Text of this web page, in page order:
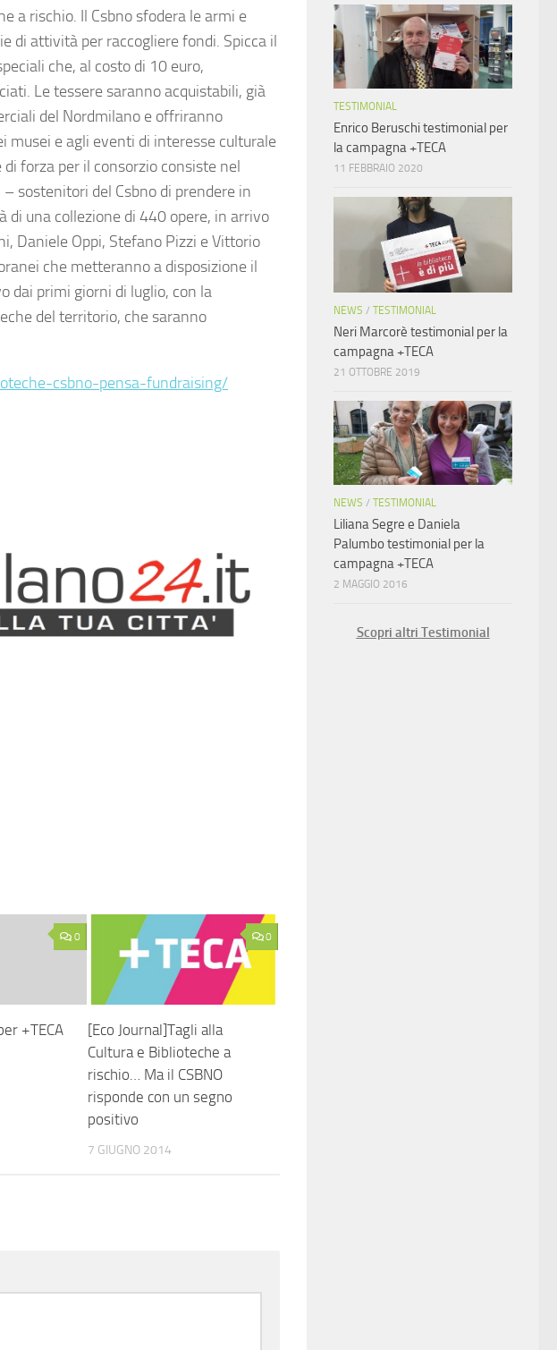
a rischio. Il Csbno sfodera le armi e
di attività per raccogliere fondi. Spicca il
che, al costo di 10 euro,
Le tessere saranno acquistabili, già
del Nordmilano e offriranno
musei e agli eventi di interesse culturale
forza per il consorzio consiste nel
sostenitori del Csbno di prendere in
di una collezione di 440 opere, in arrivo
Daniele Oppi, Stefano Pizzi e Vittorio
che metteranno a disposizione il
dai primi giorni di luglio, con la
del territorio, che saranno
csbno-pensa-fundraising/
0
+TECA
0
[Eco Journal]Tagli alla
Cultura e Biblioteche a
rischio… Ma il CSBNO
risponde con un segno
positivo
7 GIUGNO 2014
TESTIMONIAL
Enrico Beruschi testimonial per
la campagna +TECA
11 FEBBRAIO 2020
NEWS / TESTIMONIAL
Neri Marcorè testimonial per la
campagna +TECA
21 OTTOBRE 2019
NEWS / TESTIMONIAL
Liliana Segre e Daniela
Palumbo testimonial per la
campagna +TECA
2 MAGGIO 2016
Scopri altri Testimonial